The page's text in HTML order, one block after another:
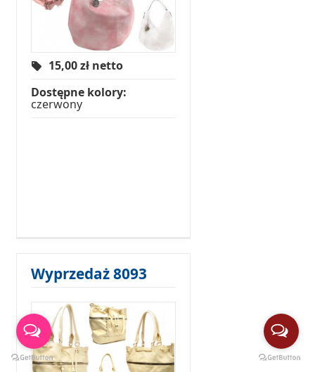
15,00zł netto
Dostępne kolory:
czerwony
Wyprzedaż 8093